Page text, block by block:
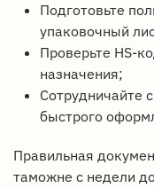
Подготовьте
упаковочный
Проверьте HS-
назначения;
Сотрудничайте
быстрого
Правильная
таможне с недели